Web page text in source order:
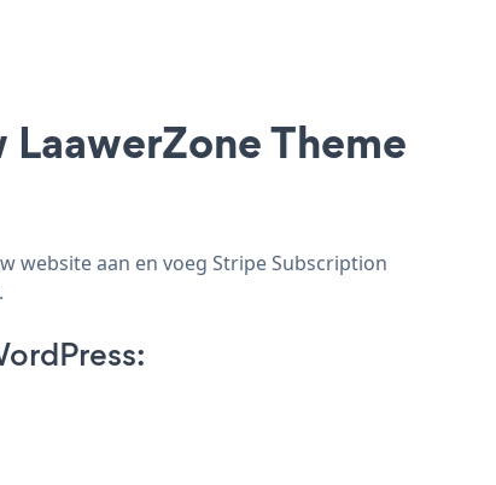
Theme
website aan en voeg Stripe Subscription